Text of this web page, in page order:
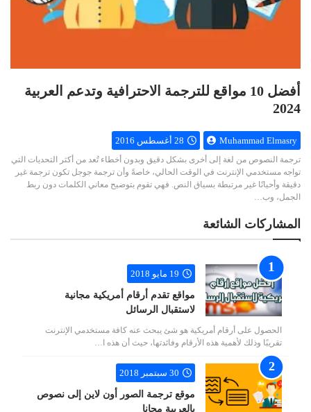
أفضل 10 مواقع للترجمة الاحترافية وتدعم العربية
2024
Muhammad Elmasry 28 أغسطس 2016
ترجمة النصوص من لغة إلى أخرى بشكل دقيق وبدون أخطاء تُعد من أكثر التحديات التي
تواجه مستخدمي الإنترنت في الوقت الحالي، خاصةً وأن ترجمة جوجل تكون ترجمة غير
دقيقة وأحيانًا غير مرتبطة بسياق النص. فهي تقوم بتوضيح معاني الكلمات دون ربط
الجمل، وب…
المشاركات الشائعة
19 مايو 2018
مواقع تقدم أرقام أمريكية مجانية
لاستقبال الرسائل
الحصول على أرقام أمريكية هو شئ يبحث عنه كافة مستخدمي الإنترنت
تقريبًا وذلك لأهمية هذه الأرقام وفائدتها، حيث أن هذه ا…
30 سبتمبر 2018
موقع ترجمة الصور أون لاين إلى نصوص
بالعربية مجانا